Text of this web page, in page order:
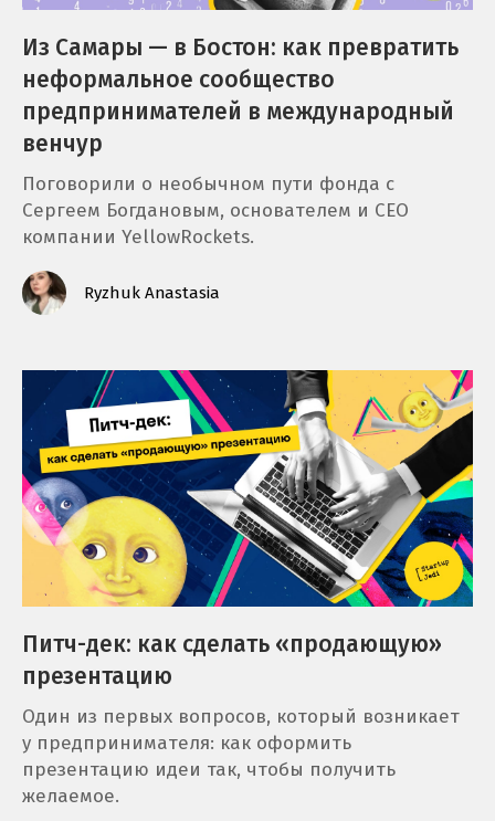
Из Самары — в Бостон: как превратить
неформальное сообщество
предпринимателей в международный
венчур
Поговорили о необычном пути фонда с
Сергеем Богдановым, основателем и СЕО
компании YellowRockets.
Ryzhuk Anastasia
Питч-дек: как сделать «продающую»
презентацию
Один из первых вопросов, который возникает
у предпринимателя: как оформить
презентацию идеи так, чтобы получить
желаемое.